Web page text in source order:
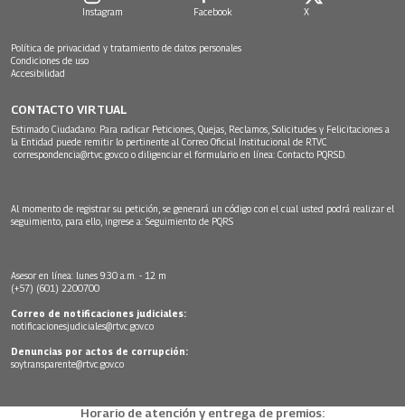
Instagram Facebook X
Política de privacidad y tratamiento de datos personales
Condiciones de uso
Accesibilidad
CONTACTO VIRTUAL
Estimado Ciudadano: Para radicar Peticiones, Quejas, Reclamos, Solicitudes y Felicitaciones a
la Entidad puede remitir lo pertinente al Correo Oficial Institucional de RTVC
correspondencia@rtvc.gov.co o diligenciar el formulario en línea: Contacto PQRSD.
Al momento de registrar su petición, se generará un código con el cual usted podrá realizar el
seguimiento, para ello, ingrese a: Seguimiento de PQRS
Asesor en línea: lunes 9:30 a.m. - 12 m
(+57) (601) 2200700
Correo de notificaciones judiciales:
notificacionesjudiciales@rtvc.gov.co
Denuncias por actos de corrupción:
soytransparente@rtvc.gov.co
Horario de atención y entrega de premios: